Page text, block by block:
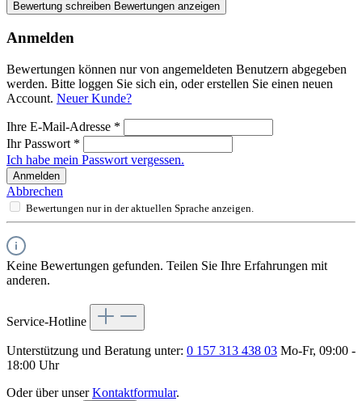
Bewertung schreiben Bewertungen anzeigen
Anmelden
Bewertungen können nur von angemeldeten Benutzern abgegeben
werden. Bitte loggen Sie sich ein, oder erstellen Sie einen neuen
Account. Neuer Kunde?
Ihre E-Mail-Adresse *
Ihr Passwort *
Ich habe mein Passwort vergessen.
Anmelden
Abbrechen
Bewertungen nur in der aktuellen Sprache anzeigen.
Keine Bewertungen gefunden. Teilen Sie Ihre Erfahrungen mit
anderen.
Service-Hotline
Unterstützung und Beratung unter: 0 157 313 438 03 Mo-Fr, 09:00 -
18:00 Uhr
Oder über unserKontaktformular.